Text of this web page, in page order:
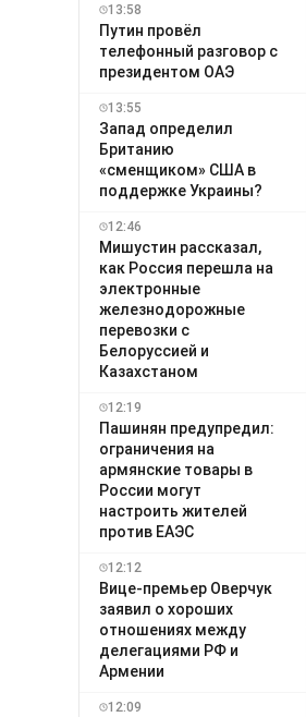
13:58
Путин провёл
телефонный разговор с
президентом ОАЭ
13:55
Запад определил
Британию
«сменщиком» США в
поддержке Украины?
12:46
Мишустин рассказал,
как Россия перешла на
электронные
железнодорожные
перевозки с
Белоруссией и
Казахстаном
12:19
Пашинян предупредил:
ограничения на
армянские товары в
России могут
настроить жителей
против ЕАЭС
12:12
Вице-премьер Оверчук
заявил о хороших
отношениях между
делегациями РФ и
Армении
12:09